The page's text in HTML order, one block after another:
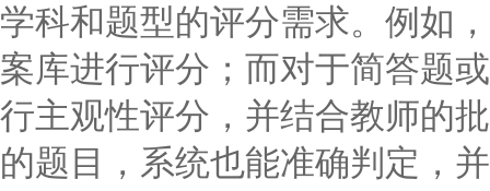
学科和题型的评分需求。例如
案库进行评分；而对于简答题
行主观性评分，并结合教师的
的题目，系统也能准确判定，